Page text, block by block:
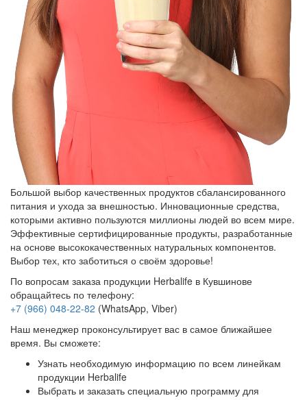
Большой выбор качественных продуктов сбалансированного
питания и ухода за внешностью. Инновационные средства,
которыми активно пользуются миллионы людей во всем мире.
Эффективные сертифицированные продукты, разработанные
на основе высококачественных натуральных компонентов.
Выбор тех, кто заботиться о своём здоровье!
По вопросам заказа продукции Herbalife в Кувшинове
обращайтесь по телефону:
+7 (966) 048-22-82 (WhatsApp, Viber)
Наш менеджер проконсультирует вас в самое ближайшее
время. Вы сможете:
Узнать необходимую информацию по всем линейкам
продукции Herbalife
Выбрать и заказать специальную программу для